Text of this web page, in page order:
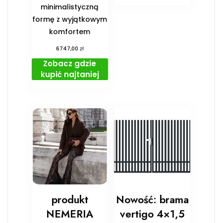
minimalistyczną
formę z wyjątkowym
komfortem
6747,00 zł
Zobacz gdzie
kupić najtaniej
produkt
NEMERIA
Nowość: brama
vertigo 4×1,5